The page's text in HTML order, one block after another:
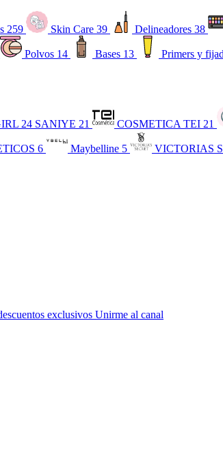
259 Skin Care 39 Delineadores 38
Polvos 14 Bases 13 Primers y
24 SANIYE 21 COSMETICA TEI 21
6 Maybelline 5 VICTORIAS
exclusivos Unirme al canal